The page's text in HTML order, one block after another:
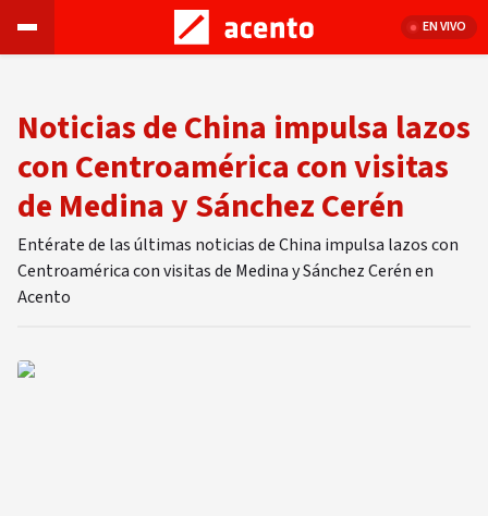
EN VIVO
Noticias de China impulsa lazos
con Centroamérica con visitas
de Medina y Sánchez Cerén
Entérate de las últimas noticias de China impulsa lazos con
Centroamérica con visitas de Medina y Sánchez Cerén en
Acento